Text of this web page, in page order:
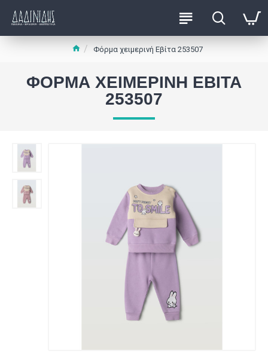
Φόρμα χειμερινή Εβίτα 253507
ΦΌΡΜΑ ΧΕΙΜΕΡΙΝΉ ΕΒΊΤΑ
253507